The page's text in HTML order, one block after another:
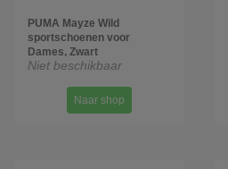
PUMA Mayze Wild
sportschoenen voor
Dames, Zwart
Niet beschikbaar
Naar shop